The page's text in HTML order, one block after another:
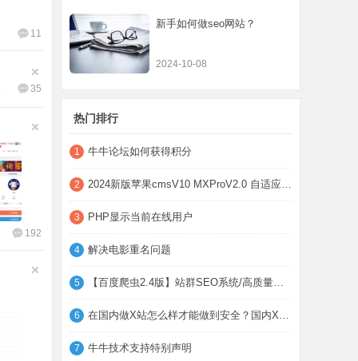
11
35
192
新手如何做seo网站？
2024-10-08
热门排行
1 牛牛论坛如何获得积分
2 2024新版苹果cmsV10 MXProV2.0 自适应影视
3 PHP显示当前在线用户
4 解决电影重名问题
5 【百度爬虫2.4版】站群SEO系统/高质量养站/
6 在国内做X站怎么样才能做到安全？国内X站长
7 牛牛技术支持特别声明